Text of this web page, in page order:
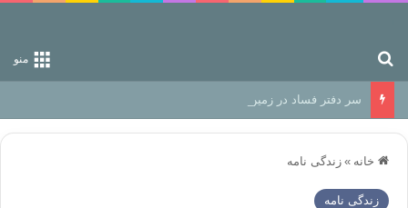
منو
سر دفتر فساد در زمین‌، دوری وکناره‌گیری از راه خداست‌!
خانه » زندگی نامه
زندگی نامه